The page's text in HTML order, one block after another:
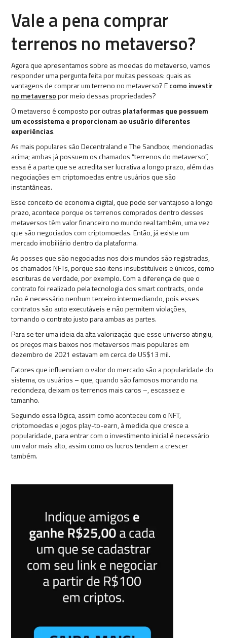
Vale a pena comprar
terrenos no metaverso?
Agora que apresentamos sobre as moedas do metaverso, vamos
responder uma pergunta feita por muitas pessoas: quais as
vantagens de comprar um terreno no metaverso? Ecomo investir
no metaversopor meio dessas propriedades?
O metaverso é composto por outras plataformas que possuem
um ecossistema e proporcionam ao usuário diferentes
experiências.
As mais populares são Decentraland e The Sandbox, mencionadas
acima; ambas já possuem os chamados “terrenos do metaverso”,
essa é a parte que se acredita ser lucrativa a longo prazo, além das
negociações em criptomoedas entre usuários que são
instantâneas.
Esse conceito de economia digital, que pode ser vantajoso a longo
prazo, acontece porque os terrenos comprados dentro desses
metaversos têm valor financeiro no mundo real também, uma vez
que são negociados com criptomoedas. Então, já existe um
mercado imobiliário dentro da plataforma.
As posses que são negociadas nos dois mundos são registradas,
os chamados NFTs, porque são itens insubstituíveis e únicos, como
escrituras de verdade, por exemplo. Com a diferença de que o
contrato foi realizado pela tecnologia dos smart contracts, onde
não é necessário nenhum terceiro intermediando, pois esses
contratos são auto executáveis e não permitem violações,
tornando o contrato justo para ambas as partes.
Para se ter uma ideia da alta valorização que esse universo atingiu,
os preços mais baixos nos metaversos mais populares em
dezembro de 2021 estavam em cerca de US$13 mil.
Fatores que influenciam o valor do mercado são a popularidade do
sistema, os usuários – que, quando são famosos morando na
redondeza, deixam os terrenos mais caros –, escassez e
tamanho.
Seguindo essa lógica, assim como aconteceu com o NFT,
criptomoedas e jogos play-to-earn, à medida que cresce a
popularidade, para entrar com o investimento inicial é necessário
um valor mais alto, assim como os lucros tendem a crescer
também.